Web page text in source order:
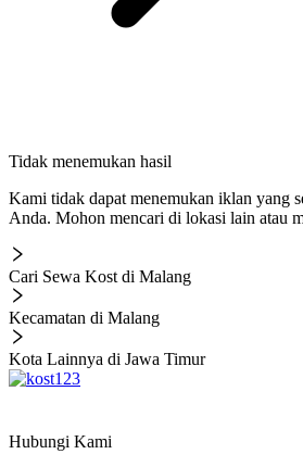
Tidak menemukan hasil
Kami tidak dapat menemukan iklan yang
Anda. Mohon mencari di lokasi lain atau
Cari Sewa Kost di Malang
Kecamatan di Malang
Kota Lainnya di Jawa Timur
Hubungi Kami